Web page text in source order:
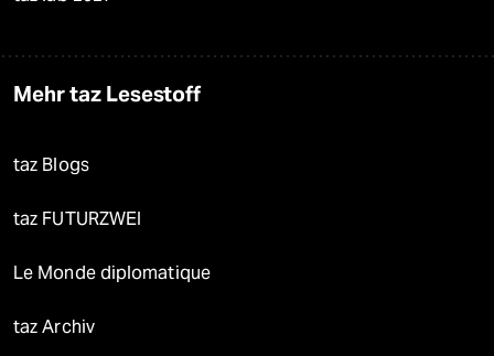
Mehr taz Lesestoff
taz Blogs
taz FUTURZWEI
Le Monde diplomatique
taz Archiv